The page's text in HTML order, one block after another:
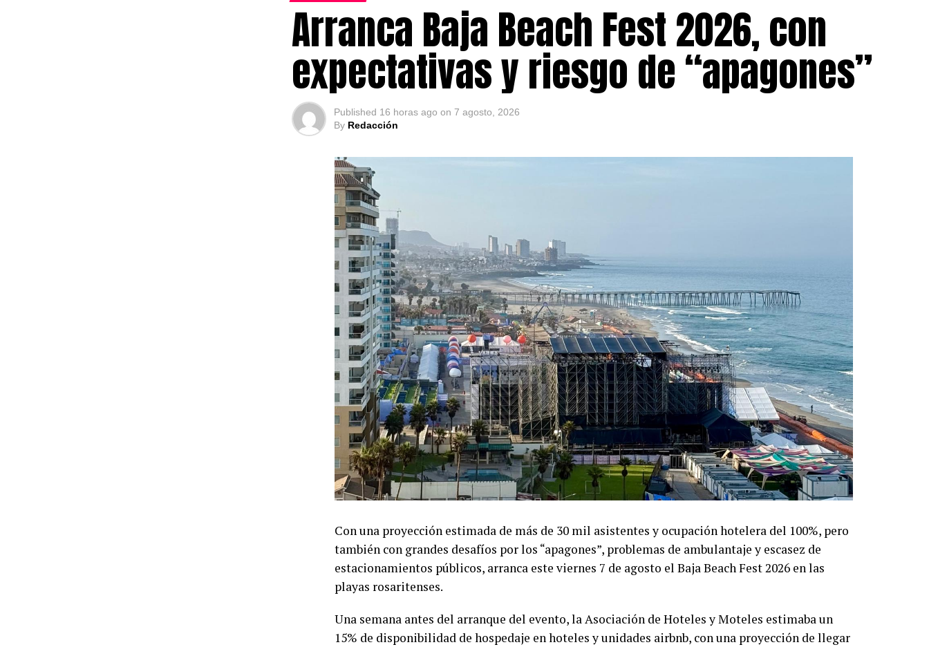
Arranca Baja Beach Fest 2026, con
expectativas y riesgo de “apagones”
Published 16 horas ago on 7 agosto, 2026
By Redacción
Con una proyección estimada de más de 30 mil asistentes y ocupación hotelera del 100%, pero
también con grandes desafíos por los “apagones”, problemas de ambulantaje y escasez de
estacionamientos públicos, arranca este viernes 7 de agosto el Baja Beach Fest 2026 en las
playas rosaritenses.
Una semana antes del arranque del evento, la Asociación de Hoteles y Moteles estimaba un
15% de disponibilidad de hospedaje en hoteles y unidades airbnb, con una proyección de llegar